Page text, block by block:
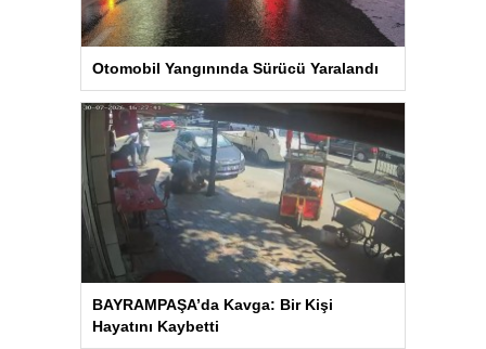
Otomobil Yangınında Sürücü Yaralandı
BAYRAMPAŞA’da Kavga: Bir Kişi
Hayatını Kaybetti